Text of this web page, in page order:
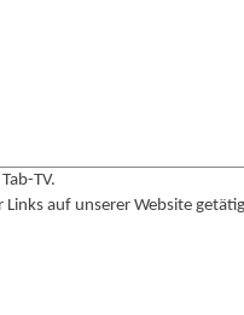
TV.
auf unserer Website